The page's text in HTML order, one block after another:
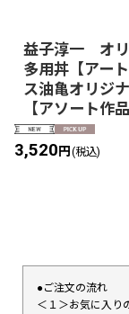
益子淳一 オ
多用丼【アー
ス油亀オリジナ
【アソート作品
3,520円 (税込)
●ご注文の流れ
＜１＞お気に入り